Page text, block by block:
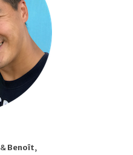
Benoît,